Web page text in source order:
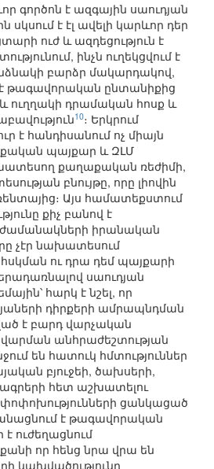
գործոն է ազգային սաուդյան
սկսում է էլ ավելի կարևոր դեր
ուժ և ազդեցություն է
ինչն ուղեկցվում է
բարձր մակարդակով,
է թագավորական ընտանիքից
դրամական հոսք և
10։ Երկրում
է հանդիսանում ոչ միայն
պայքար և ԶԼՄ
քաղաքական ռեժիմի,
բնույթը, որը լիովին
Այս համատեքստում
քիչ բանով է
ժամանակների իրանական
չէր նախատեսում
ու դրա դեմ պայքարի
սաուդյան
հարկ է նշել, որ
դիրքերի ամրապնդման
է բարդ վարչական
անհրաժեշտության
են հատուկ հմտություններ
բյուջեի, ծախսերի,
հետ աշխատելու
փոփոխությունների ցանկացած
է թագավորական
է ուժեղացնում
որ հենց նրա վրա են
կախվածությունը